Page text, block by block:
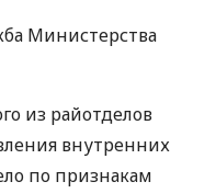
Министерства
из райотделов
внутренних
по признакам